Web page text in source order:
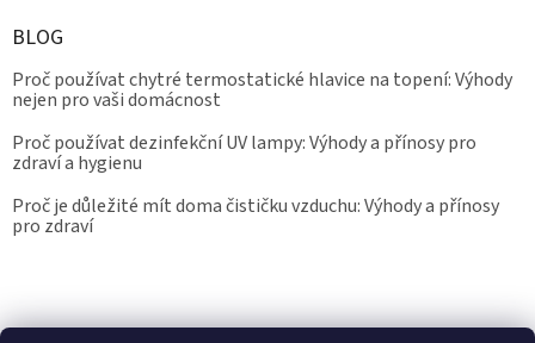
BLOG
Proč používat chytré termostatické hlavice na topení: Výhody
nejen pro vaši domácnost
Proč používat dezinfekční UV lampy: Výhody a přínosy pro
zdraví a hygienu
Proč je důležité mít doma čističku vzduchu: Výhody a přínosy
pro zdraví